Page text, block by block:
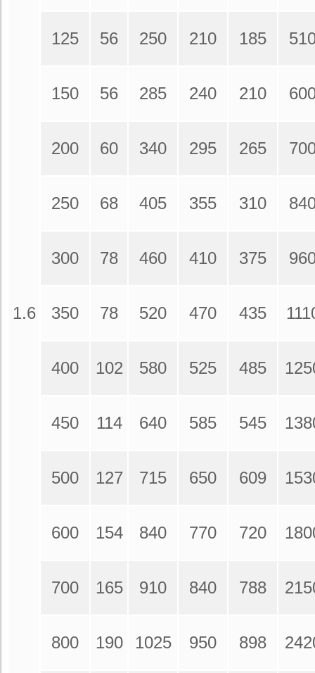
1.6
125 56 250 210 185
150 56 285 240 210
200 60 340 295 265
250 68 405 355 310
300 78 460 410 375
350 78 520 470 435
400 102 580 525 485
450 114 640 585 545
500 127 715 650 609
600 154 840 770 720
700 165 910 840 788
800 190 1025 950 898